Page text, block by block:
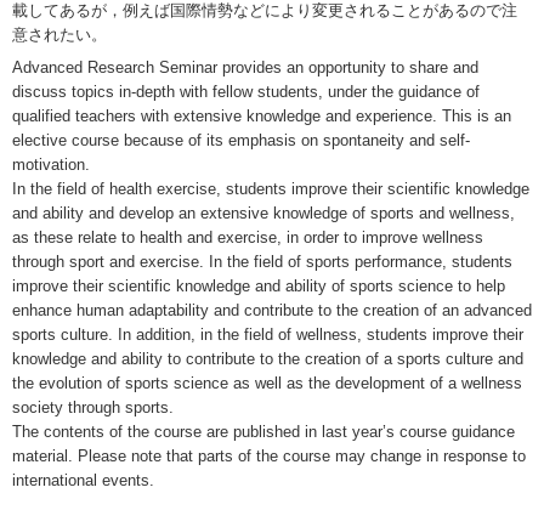
載してあるが，例えば国際情勢などにより変更されることがあるので注
意されたい。
Advanced Research Seminar provides an opportunity to share and
discuss topics in-depth with fellow students, under the guidance of
qualified teachers with extensive knowledge and experience. This is an
elective course because of its emphasis on spontaneity and self-
motivation.
In the field of health exercise, students improve their scientific knowledge
and ability and develop an extensive knowledge of sports and wellness,
as these relate to health and exercise, in order to improve wellness
through sport and exercise. In the field of sports performance, students
improve their scientific knowledge and ability of sports science to help
enhance human adaptability and contribute to the creation of an advanced
sports culture. In addition, in the field of wellness, students improve their
knowledge and ability to contribute to the creation of a sports culture and
the evolution of sports science as well as the development of a wellness
society through sports.
The contents of the course are published in last year’s course guidance
material. Please note that parts of the course may change in response to
international events.